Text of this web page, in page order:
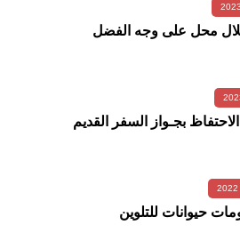
محل على وجه الفضل
بجـواز السفر القديم
حيوانات للتلوين